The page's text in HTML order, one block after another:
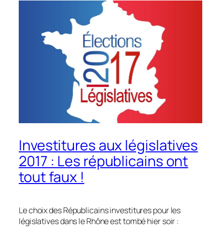
Investitures aux législatives
2017 : Les républicains ont
tout faux !
Le choix des Républicains investitures pour les
législatives dans le Rhône est tombé hier soir :